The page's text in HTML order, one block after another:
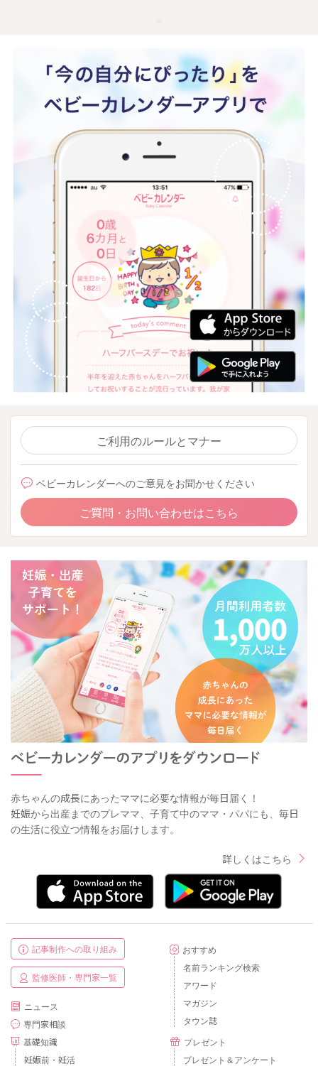
ご利用のルールとマナー
ベビーカレンダーへのご意見をお聞かせください
ご質問・お問い合わせはこちら
赤ちゃんの成長にあったママに必要な情報が毎日届く！
妊娠から出産までのプレママ、子育て中のママ・パパにも、毎日
の生活に役立つ情報をお届けします。
詳しくはこちら
記事制作への取り組み
監修医師・専門家一覧
ニュース
専門家相談
基礎知識
妊娠前・妊活
おすすめ
名前ランキング検索
アワード
マガジン
タウン誌
プレゼント
プレゼント＆アンケート